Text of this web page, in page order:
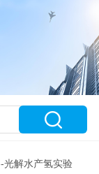
光解水产氢实验